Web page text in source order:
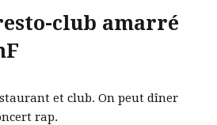
club amarré
et club. On peut dîner
rap.